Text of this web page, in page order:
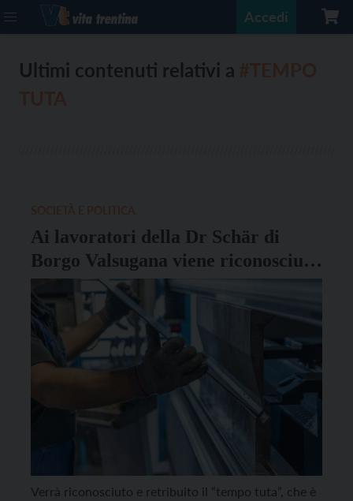
Accedi
Ultimi contenuti relativi a
Ai lavoratori della Dr Schär di
Borgo Valsugana viene riconosciuto
il “tempo tuta”
Verrà riconosciuto e retribuito il “tempo tuta”, che è